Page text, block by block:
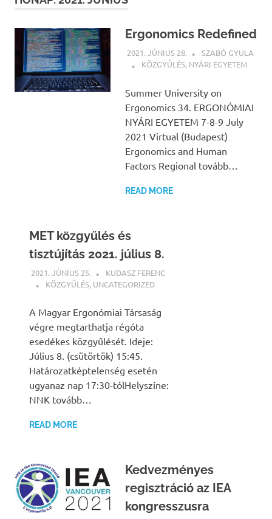
Ergonomics Redefined
2021. JÚNIUS 28.
SZABÓ GYULA
KÖZGYŰLÉS, NYÁRI EGYETEM
Summer University on
Ergonomics 34. ERGONÓMIAI
NYÁRI EGYETEM 7-8-9 July
2021 Virtual (Budapest)
Ergonomics and Human
Factors Regional tovább…
READ MORE
MET közgyűlés és
tisztújítás 2021. július 8.
2021. JÚNIUS 25.
KUDASZ FERENC
KÖZGYŰLÉS, UNCATEGORIZED
A Magyar Ergonómiai Társaság
végre megtarthatja régóta
esedékes közgyűlését. Ideje:
Július 8. (csütörtök) 15:45.
Határozatképtelenség esetén
ugyanaz nap 17:30-tólHelyszíne:
NNK tovább…
READ MORE
Kedvezményes
regisztráció az IEA
kongresszusra